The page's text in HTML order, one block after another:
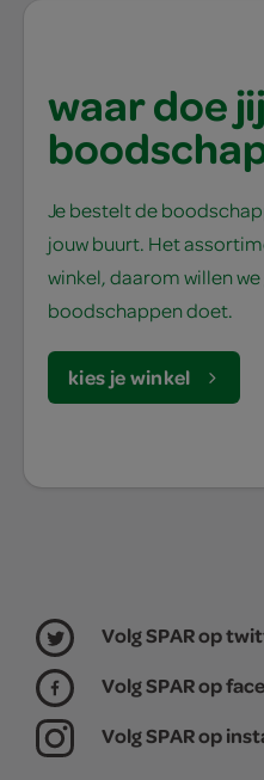
waar doe
Je bestelt de
jouw buurt. Het
winkel, daarom willen
boodschappen doet.
kies je winkel
Volg SPAR op
Volg SPAR op
Volg SPAR op